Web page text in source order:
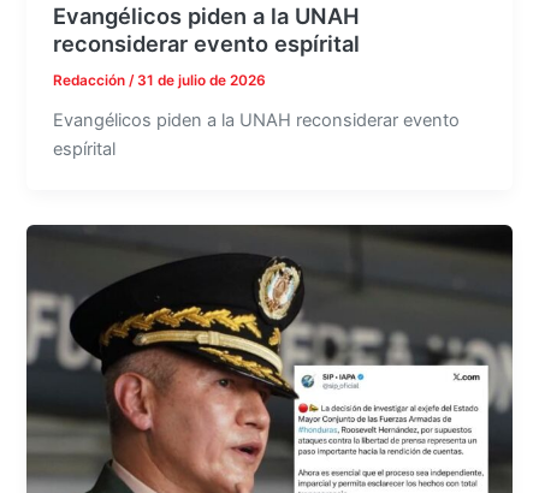
Evangélicos piden a la UNAH
reconsiderar evento espírital
Redacción/ 31 de julio de 2026
Evangélicos piden a la UNAH reconsiderar evento
espírital